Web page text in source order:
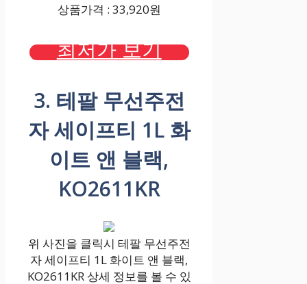
상품가격 : 33,920원
최저가 보기
3. 테팔 무선주전
자 세이프티 1L 화
이트 앤 블랙,
KO2611KR
위 사진을 클릭시 테팔 무선주전
자 세이프티 1L 화이트 앤 블랙,
KO2611KR 상세 정보를 볼 수 있